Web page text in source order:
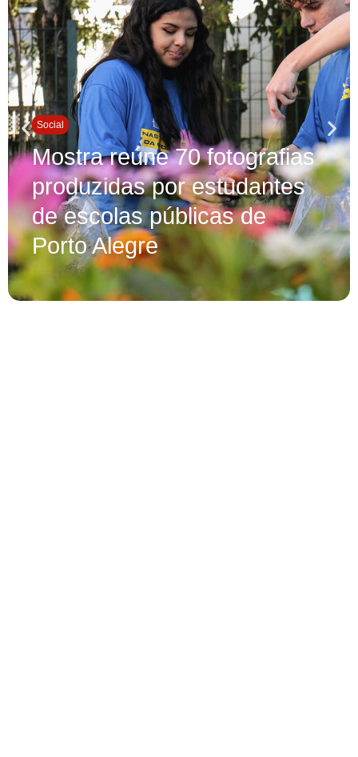
Social
Mostra reúne 70 fotografias
produzidas por estudantes
de escolas públicas de
Porto Alegre